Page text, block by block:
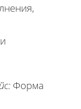
Форма